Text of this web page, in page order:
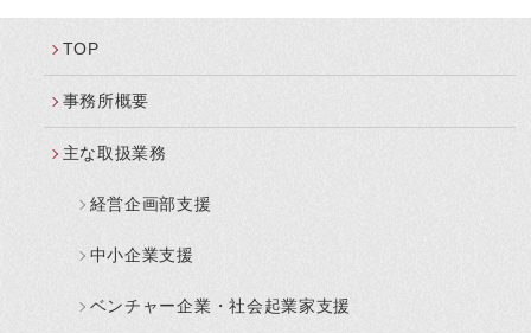
TOP
事務所概要
主な取扱業務
経営企画部支援
中小企業支援
ベンチャー企業・社会起業家支援